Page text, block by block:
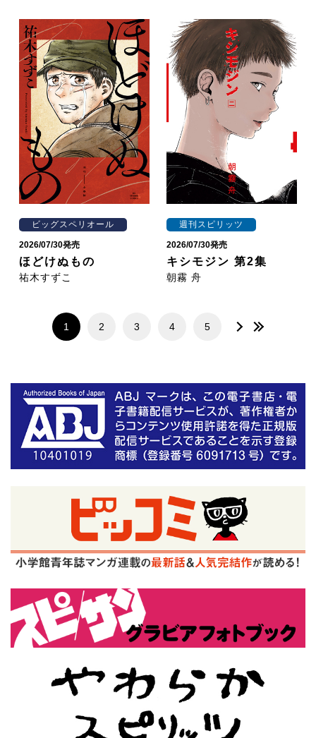
ビッグスペリオール
2026/07/30発売
ほどけぬもの
祐木すずこ
週刊スピリッツ
2026/07/30発売
キシモジン 第2集
朝霧 舟
1 2 3 4 5